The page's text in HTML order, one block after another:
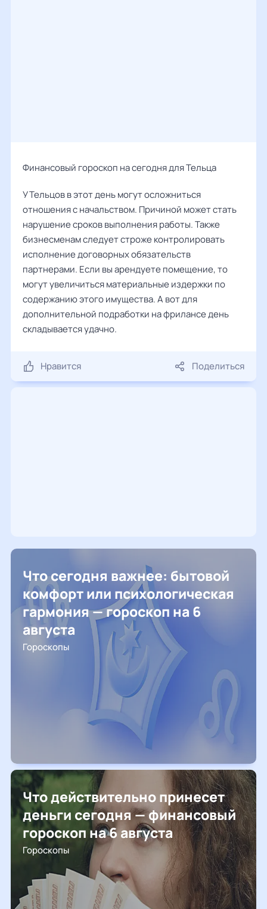
Финансовый гороскоп на сегодня для Тельца
У Тельцов в этот день могут осложниться
отношения с начальством. Причиной может стать
нарушение сроков выполнения работы. Также
бизнесменам следует строже контролировать
исполнение договорных обязательств
партнерами. Если вы арендуете помещение, то
могут увеличиться материальные издержки по
содержанию этого имущества. А вот для
дополнительной подработки на фрилансе день
складывается удачно.
Нравится Поделиться
Что сегодня важнее: бытовой
комфорт или психологическая
гармония — гороскоп на 6
августа
Гороскопы
Что действительно принесет
деньги сегодня — финансовый
гороскоп на 6 августа
Гороскопы